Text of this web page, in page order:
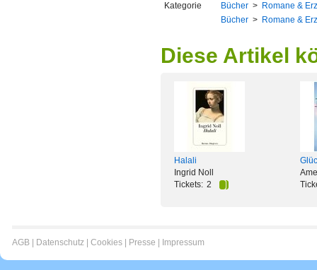
Kategorie Bücher > Romane &
Bücher > Romane &
Diese Artikel
Halali
Ingrid Noll
Tickets: 2
AGB Datenschutz Cookies Presse Impressum